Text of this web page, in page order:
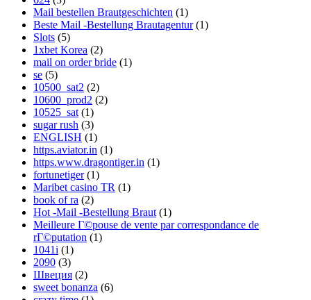
Mail bestellen Brautgeschichten (1)
Beste Mail -Bestellung Brautagentur(1)
Slots (5)
1xbet Korea (2)
mail on order bride (1)
se (5)
10500_sat2 (2)
10600_prod2 (2)
10525_sat (1)
sugar rush (3)
ENGLISH (1)
https.aviator.in (1)
https.www.dragontiger.in (1)
fortunetiger(1)
Maribet casino TR (1)
book of ra (2)
Hot -Mail -Bestellung Braut (1)
Meilleure Г©pouse de vente par correspondance de
rГ©putation (1)
1041i (1)
2090 (3)
Швеция (2)
sweet bonanza (6)